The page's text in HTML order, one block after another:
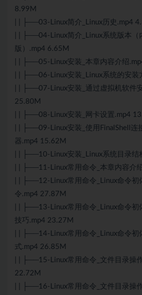
8.99M
| | ├──03-Linux简介_Linux历史.mp4
| | ├──04-Linux简介_Linux系统版本（
版）.mp4 6.65M
| | ├──05-Linux安装_本章内容介绍
| | ├──06-Linux安装_Linux系统的安装
| | ├──07-Linux安装_通过虚拟机软件
25.80M
| | ├──08-Linux安装_网卡设置.mp4
| | ├──09-Linux安装_使用FinalShell连
器.mp4 15.62M
| | ├──10-Linux安装_Linux系统目录结
| | ├──11-Linux常用命令_本章内容介
| | ├──12-Linux常用命令_Linux命令初
令.mp4 27.87M
| | ├──13-Linux常用命令_Linux命令初
技巧.mp4 23.27M
| | ├──14-Linux常用命令_Linux命令初
式.mp4 26.85M
| | ├──15-Linux常用命令_文件目录操
22.72M
| | ├──16-Linux常用命令_文件目录操